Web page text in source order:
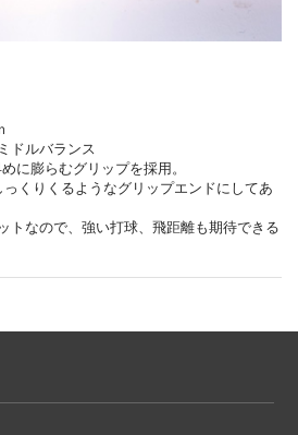
ドルバランス
に膨らむグリップを採用。
くりくるようなグリップエンドにしてあ
トなので、強い打球、飛距離も期待できる